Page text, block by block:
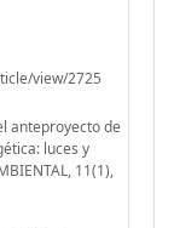
view/2725
anteproyecto de
luces y
11(1),